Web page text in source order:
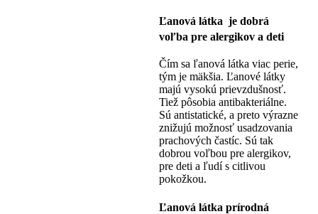
Ľanová látka je dobrá
voľba pre alergikov a deti
Čím sa ľanová látka viac perie,
tým je mäkšia. Ľanové látky
majú vysokú prievzdušnosť.
Tiež pôsobia antibakteriálne.
Sú antistatické, a preto výrazne
znižujú možnosť usadzovania
prachových častíc. Sú tak
dobrou voľbou pre alergikov,
pre deti a ľudí s citlivou
pokožkou.
Ľanová látka prírodná